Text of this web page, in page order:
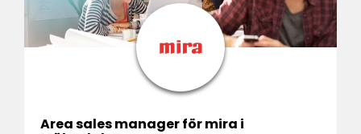
Area sales manager för mira i